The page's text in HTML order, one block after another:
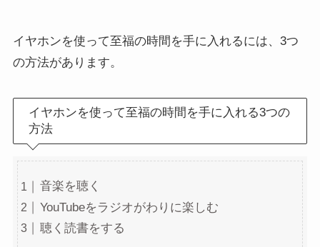
イヤホンを使って至福の時間を手に入れるには、3つ
の方法があります。
イヤホンを使って至福の時間を手に入れる3つの
方法
音楽を聴く
YouTubeをラジオがわりに楽しむ
聴く読書をする